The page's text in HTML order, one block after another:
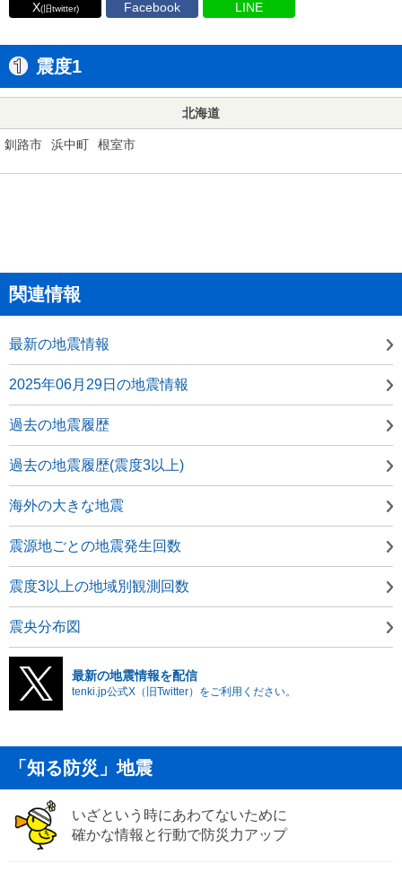
X(旧twitter) Facebook LINE
震度1
北海道
釧路市 浜中町 根室市
関連情報
最新の地震情報
2025年06月29日の地震情報
過去の地震履歴
過去の地震履歴(震度3以上)
海外の大きな地震
震源地ごとの地震発生回数
震度3以上の地域別観測回数
震央分布図
最新の地震情報を配信
tenki.jp公式X（旧Twitter）をご利用ください。
「知る防災」地震
いざという時にあわてないために
確かな情報と行動で防災力アップ